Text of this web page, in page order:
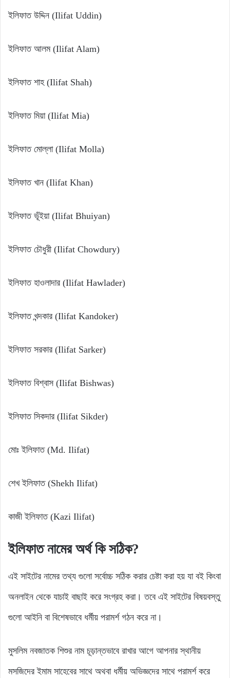
ইলিফাত উদ্দিন (Ilifat Uddin)
ইলিফাত আলম (Ilifat Alam)
ইলিফাত শাহ (Ilifat Shah)
ইলিফাত মিয়া (Ilifat Mia)
ইলিফাত মোল্লা (Ilifat Molla)
ইলিফাত খান (Ilifat Khan)
ইলিফাত ভূঁইয়া (Ilifat Bhuiyan)
ইলিফাত চৌধুরী (Ilifat Chowdury)
ইলিফাত হাওলাদার (Ilifat Hawlader)
ইলিফাত খন্দকার (Ilifat Kandoker)
ইলিফাত সরকার (Ilifat Sarker)
ইলিফাত বিশ্বাস (Ilifat Bishwas)
ইলিফাত সিকদার (Ilifat Sikder)
মোঃ ইলিফাত (Md. Ilifat)
শেখ ইলিফাত (Shekh Ilifat)
কাজী ইলিফাত (Kazi Ilifat)
ইলিফাতনামের অর্থ কিসঠিক?
এই সাইটের নামের তথ্য গুলো সর্বোচ্চ সঠিক করার চেষ্টা করা হয় যা বই কিংবা
অনলাইন থেকে যাচাই বাছাই করে সংগ্রহ করা। তবে এই সাইটের বিষয়বস্তু
গুলো আইনি বা বিশেষভাবে ধর্মীয় পরামর্শ গঠন করে না।
মুসলিম নবজাতক শিশুর নাম চূড়ান্তভাবে রাখার আগে আপনার স্থানীয়
মসজিদের ইমাম সাহেবের সাথে অথবা ধর্মীয় অভিজ্ঞদের সাথে পরামর্শ করে